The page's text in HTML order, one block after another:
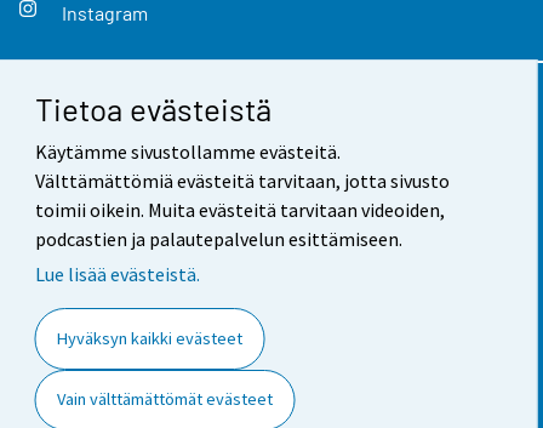
Tietoa evästeistä
Käytämme sivustollamme evästeitä.
Välttämättömiä evästeitä tarvitaan, jotta sivusto
toimii oikein. Muita evästeitä tarvitaan videoiden,
podcastien ja palautepalvelun esittämiseen.
Lue lisää evästeistä.
Hyväksyn kaikki evästeet
Vain välttämättömät evästeet
Instagram
Yhteystiedot
Palaute
Käyttöehdot
Saavutettavuus
Tietoa sivustosta
Evästeasetukset